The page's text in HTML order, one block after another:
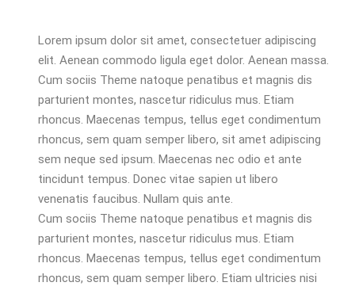
Lorem ipsum dolor sit amet, consectetuer adipiscing
elit. Aenean commodo ligula eget dolor. Aenean massa.
Cum sociis Theme natoque penatibus et magnis dis
parturient montes, nascetur ridiculus mus. Etiam
rhoncus. Maecenas tempus, tellus eget condimentum
rhoncus, sem quam semper libero, sit amet adipiscing
sem neque sed ipsum. Maecenas nec odio et ante
tincidunt tempus. Donec vitae sapien ut libero
venenatis faucibus. Nullam quis ante.
Cum sociis Theme natoque penatibus et magnis dis
parturient montes, nascetur ridiculus mus. Etiam
rhoncus. Maecenas tempus, tellus eget condimentum
rhoncus, sem quam semper libero. Etiam ultricies nisi